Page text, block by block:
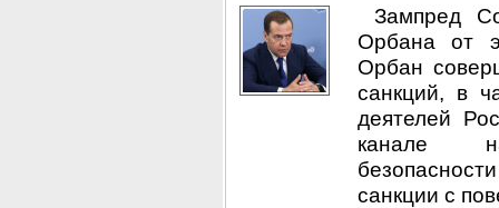
Зампред
Орбана от
Орбан
санкций, в
деятелей
канале
санкции с